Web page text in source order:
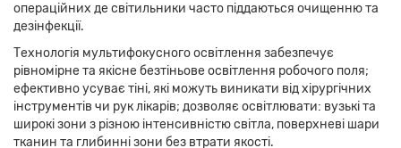
операційних де світильники часто піддаються очищенню та
дезінфекції.
Технологія мультифокусного освітлення забезпечує
рівномірне та якісне безтіньове освітлення робочого поля;
ефективно усуває тіні, які можуть виникати від хірургічних
інструментів чи рук лікарів; дозволяє освітлювати: вузькі та
широкі зони з різною інтенсивністю світла, поверхневі шари
тканин та глибинні зони без втрати якості.